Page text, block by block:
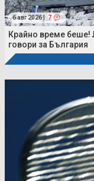
6 авг 2026 | 7
Крайно време беше!
говори за България